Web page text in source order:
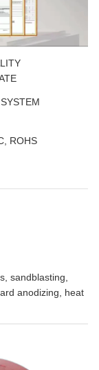
ROHS
sandblasting,
anodizing, heat